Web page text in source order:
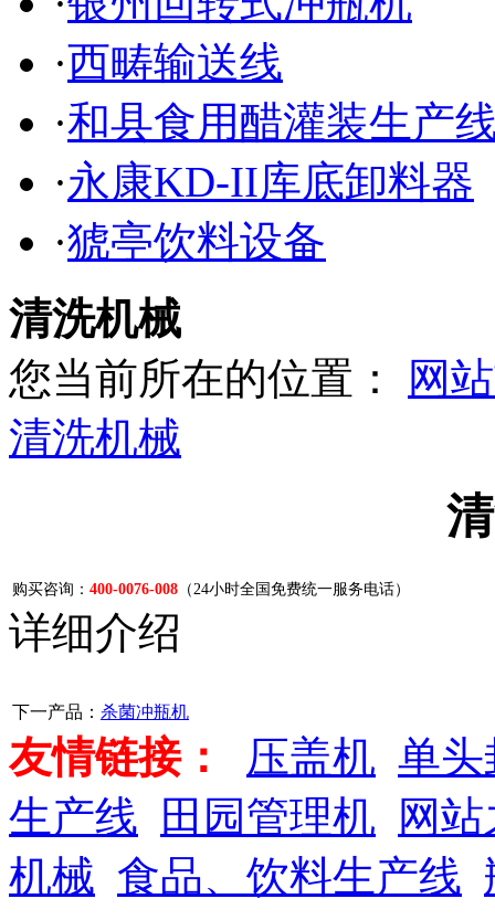
·西畴输送线
·和县食用醋灌装生产
·永康KD-II库底卸料器
·猇亭饮料设备
清洗机械
您当前所在的位置：
网
清洗机械
购买咨询： 400-0076-008 （24小时全国免费统一服务电话）
详细介绍
下一产品： 杀菌冲瓶机
友情链接： 压盖机 单头
生产线
田园管理机
网
机械 食品、饮料生产线